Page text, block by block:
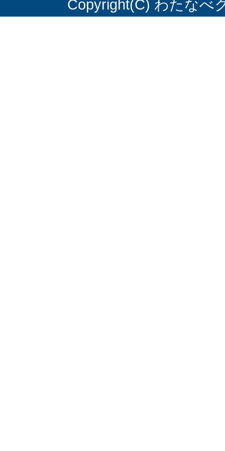
Copyright(C) わたなべ